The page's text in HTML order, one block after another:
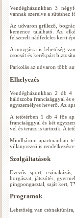
Vendégházunkban 3
vannak szerelve a sütéshez
Az udvaron grillező,
kemence található. Az
felszerelt nádfedeles kerti
A mozgásra is lehetőség
csocsót és kerékpárt
Parkolás az udvaron több
Elhelyezés
Vendégházunkban 2 db 4
hálószoba franciaággyal és
egyszemélyes heverő. Az
A tetőtérben 1 db 4 fős
franciaággyal és két
vel és terasz is tartozik. A
Mindhárom apartmanban
villanyrezsó is
Szolgáltatások
Evezős sport,
horgászat, játszótér,
pingpongasztal, saját kert,
Programok
Lehetőség van